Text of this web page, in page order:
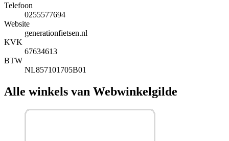
Telefoon
0255577694
Website
generationfietsen.nl
KVK
67634613
BTW
NL857101705B01
Alle winkels van Webwinkelgilde